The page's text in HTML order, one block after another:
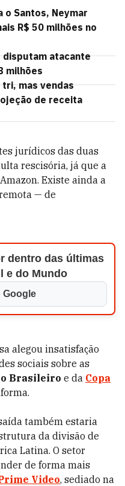
o Santos, Neymar
R$ 50 milhões no
disputam atacante
milhões
tri, mas vendas
de receita
jurídicos das duas
rescisória, já que a
Existe ainda a
— de
dentro das últimas
e do Mundo
Google
alegou insatisfação
sociais sobre as
Brasileiro e da Copa
também estaria
da divisão de
Latina. O setor
de forma mais
Video, sediado na